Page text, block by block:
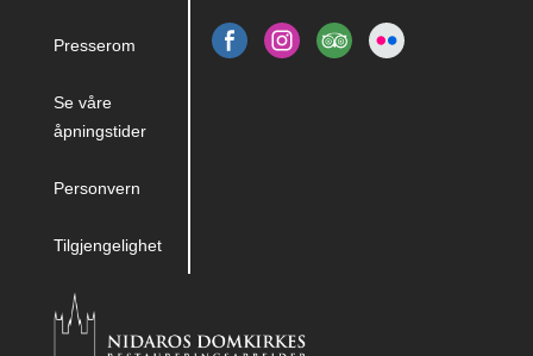
Presserom
Se våre
åpningstider
Personvern
Tilgjengelighet